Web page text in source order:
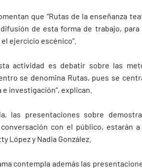
que “Rutas de la enseñanza
de esta forma de trabajo,
ejercicio escénico”.
actividad es debatir sobre las
se denomina Rutas, pues se
investigación”, explican.
las presentaciones sobre
con el público, estarán
López y Nadia González.
contempla además las